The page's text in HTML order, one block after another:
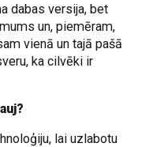
dabas versija, bet
un, piemēram,
vienā un tajā pašā
ka cilvēki ir
lai uzlabotu